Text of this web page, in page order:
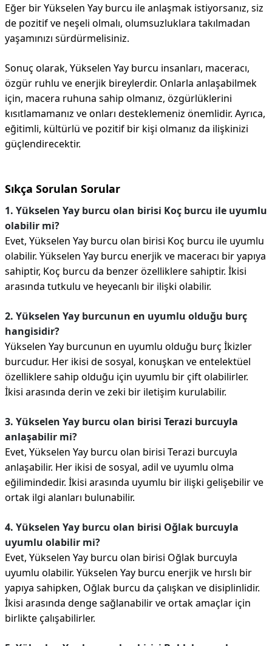
Eğer bir Yükselen Yay burcu ile anlaşmak istiyorsanız, siz
de pozitif ve neşeli olmalı, olumsuzluklara takılmadan
yaşamınızı sürdürmelisiniz.
Sonuç olarak, Yükselen Yay burcu insanları, maceracı,
özgür ruhlu ve enerjik bireylerdir. Onlarla anlaşabilmek
için, macera ruhuna sahip olmanız, özgürlüklerini
kısıtlamamanız ve onları desteklemeniz önemlidir. Ayrıca,
eğitimli, kültürlü ve pozitif bir kişi olmanız da ilişkinizi
güçlendirecektir.
Sıkça Sorulan Sorular
1. Yükselen Yay burcu olan birisi Koç burcu ile uyumlu
olabilir mi?
Evet, Yükselen Yay burcu olan birisi Koç burcu ile uyumlu
olabilir. Yükselen Yay burcu enerjik ve maceracı bir yapıya
sahiptir, Koç burcu da benzer özelliklere sahiptir. İkisi
arasında tutkulu ve heyecanlı bir ilişki olabilir.
2. Yükselen Yay burcunun en uyumlu olduğu burç
hangisidir?
Yükselen Yay burcunun en uyumlu olduğu burç İkizler
burcudur. Her ikisi de sosyal, konuşkan ve entelektüel
özelliklere sahip olduğu için uyumlu bir çift olabilirler.
İkisi arasında derin ve zeki bir iletişim kurulabilir.
3. Yükselen Yay burcu olan birisi Terazi burcuyla
anlaşabilir mi?
Evet, Yükselen Yay burcu olan birisi Terazi burcuyla
anlaşabilir. Her ikisi de sosyal, adil ve uyumlu olma
eğilimindedir. İkisi arasında uyumlu bir ilişki gelişebilir ve
ortak ilgi alanları bulunabilir.
4. Yükselen Yay burcu olan birisi Oğlak burcuyla
uyumlu olabilir mi?
Evet, Yükselen Yay burcu olan birisi Oğlak burcuyla
uyumlu olabilir. Yükselen Yay burcu enerjik ve hırslı bir
yapıya sahipken, Oğlak burcu da çalışkan ve disiplinlidir.
İkisi arasında denge sağlanabilir ve ortak amaçlar için
birlikte çalışabilirler.